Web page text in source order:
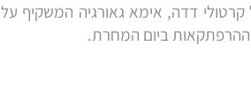
קרטולי דדה, אימא גאורגיה המשקיף
ביום המחרת.